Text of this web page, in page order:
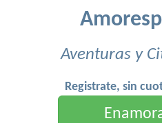
Aventuras y
Registrate, sin